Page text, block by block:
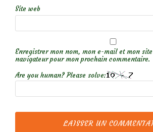
Site web
Enregistrer mon nom, mon e-mail et mon
navigateur pour mon prochain commentaire.
Are you human? Please solve: